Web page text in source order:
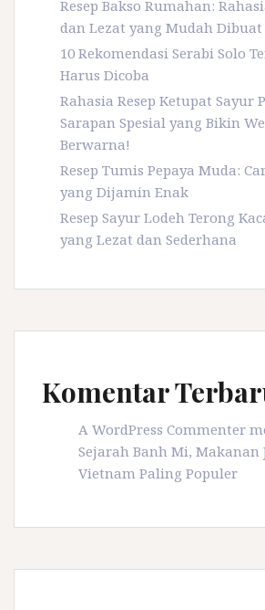
Resep Bakso Rumahan:
dan Lezat yang Mudah Dibuat
10 Rekomendasi Serabi Solo
Harus Dicoba
Rahasia Resep Ketupat Sayur
Sarapan Spesial yang Bikin
Berwarna!
Resep Tumis Pepaya Muda:
yang Dijamin Enak
Resep Sayur Lodeh Terong
yang Lezat dan Sederhana
Komentar
A WordPress Commenter
Sejarah Banh Mi, Makanan
Vietnam Paling Populer